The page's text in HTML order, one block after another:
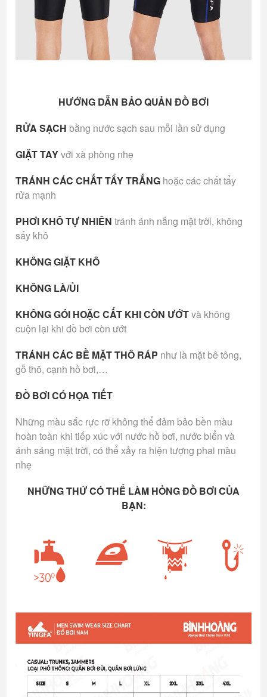
HƯỚNG DẪN BẢO QUẢN ĐỒ BƠI
RỬA SẠCH bằng nước sạch sau mỗi lần sử dụng
GIẶT TAYvới xà phòng nhẹ
TRÁNH CÁC CHẤT TẨY TRẮNG hoặc các chất tẩy
rửa mạnh
PHƠI KHÔ TỰ NHIÊN tránh ánh nắng mặt trời, không
sấy khô
KHÔNG GIẶT KHÔ
KHÔNG LÀ/ỦI
KHÔNG GÓI HOẶC CẤT KHI CÒN ƯỚTvà không
cuộn lại khi đồ bơi còn ướt
TRÁNH CÁC BỀ MẶT THÔ RÁP như là mặt bê tông,
gỗ thô, cạnh hồ bơi,…
ĐỒ BƠI CÓ HỌA TIẾT
Những màu sắc rực rỡ không thể đảm bảo bền màu
hoàn toàn khi tiếp xúc với nước hồ bơi, nước biển và
ánh sáng mặt trời, có thể xảy ra hiện tượng phai màu
nhẹ
NHỮNG THỨ CÓ THỂ LÀM HỎNG ĐỒ BƠI CỦA
BẠN: